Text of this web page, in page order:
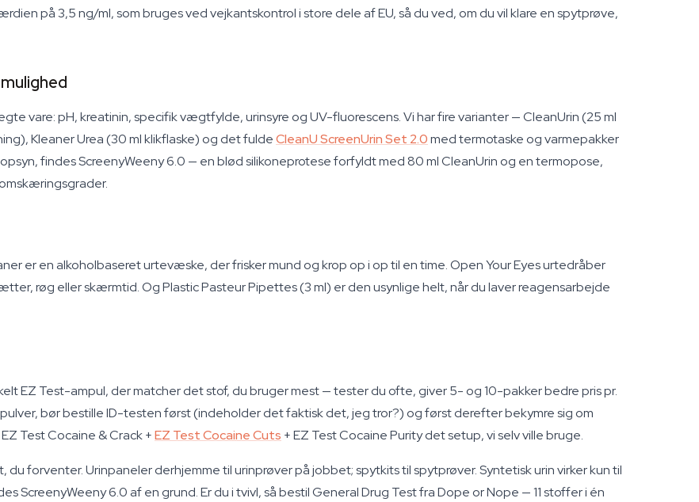
på 3,5 ng/ml, som bruges ved vejkantskontrol i store dele af EU, så du ved, om du vil klare en spytprøve,
vare: pH, kreatinin, specifik vægtfylde, urinsyre og UV-fluorescens. Vi har fire varianter — CleanUrin (25 ml
Kleaner Urea (30 ml klikflaske) og det fuldeCleanU ScreenUrin Set 2.0med termotaske og varmepakker
findes ScreenyWeeny 6.0 — en blød silikoneprotese forfyldt med 80 ml CleanUrin og en termopose,
er en alkoholbaseret urtevæske, der frisker mund og krop op i op til en time. Open Your Eyes urtedråber
røg eller skærmtid. Og Plastic Pasteur Pipettes (3 ml) er den usynlige helt, når du laver reagensarbejde
EZ Test-ampul, der matcher det stof, du bruger mest — tester du ofte, giver 5- og 10-pakker bedre pris pr.
bør bestille ID-testen først (indeholder det faktisk det, jeg tror?) og først derefter bekymre sig om
Test Cocaine & Crack +EZ Test Cocaine Cuts + EZ Test Cocaine Purity det setup, vi selv ville bruge.
forventer. Urinpaneler derhjemme til urinprøver på jobbet; spytkits til spytprøver. Syntetisk urin virker kun til
ScreenyWeeny 6.0 af en grund. Er du i tvivl, så bestil General Drug Test fra Dope or Nope — 11 stoffer i én